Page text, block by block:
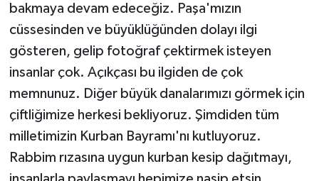
bakmaya devam edeceğiz. Paşa'mızın
cüssesinden ve büyüklüğünden dolayı ilgi
gösteren, gelip fotoğraf çektirmek isteyen
insanlar çok. Açıkçası bu ilgiden de çok
memnunuz. Diğer büyük danalarımızı görmek için
çiftliğimize herkesi bekliyoruz. Şimdiden tüm
milletimizin Kurban Bayramı'nı kutluyoruz.
Rabbim rızasına uygun kurban kesip dağıtmayı,